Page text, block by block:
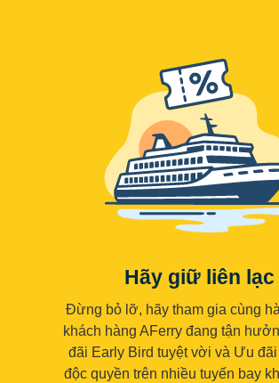
Hãy giữ liên lạc
Đừng bỏ lỡ, hãy tham gia cùng
khách hàng AFerry đang tận
đãi Early Bird tuyệt vời và Ưu
độc quyền trên nhiều tuyến bay